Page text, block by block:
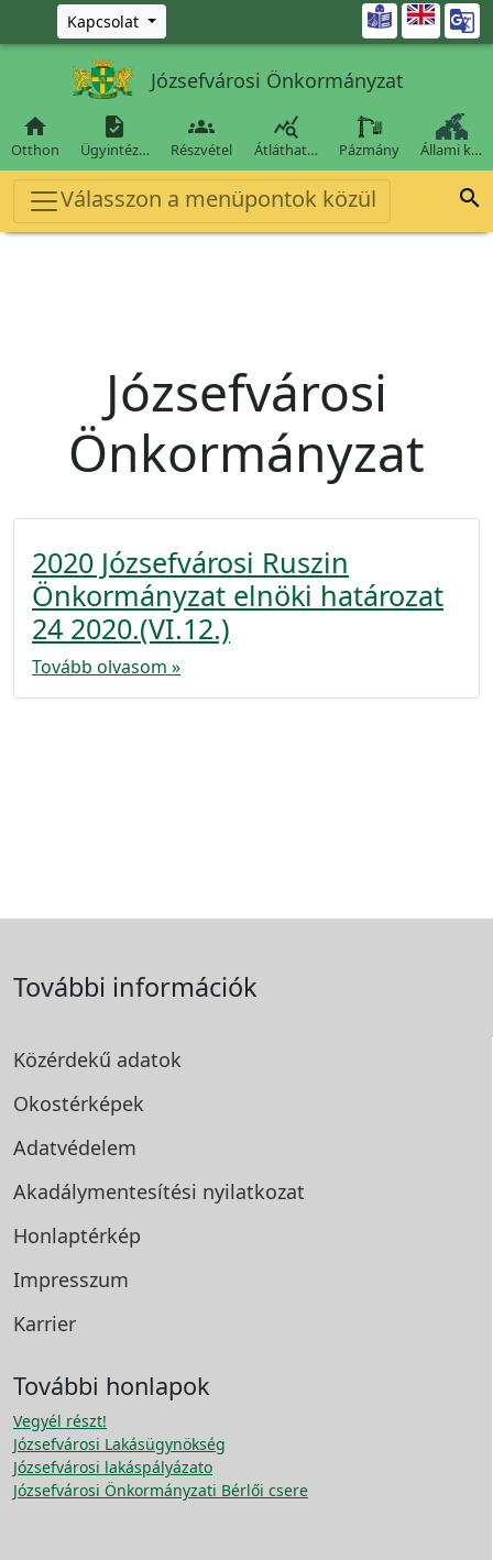
Ugrás a fő tartalomra
Kapcsolat 
Józsefvárosi Önkormányzat

Otthon

Ügyintéz…

Részvétel

Átláthat… Pázmány Állami k…
Válasszon a menüpontok közül 
Józsefvárosi
Önkormányzat
2020 Józsefvárosi Ruszin
Önkormányzat elnöki határozat
24 2020.(VI.12.)
Tovább olvasom »
További információk
Közérdekű adatok
Okostérképek
Adatvédelem
Akadálymentesítési nyilatkozat
Honlaptérkép
Impresszum
Karrier
További honlapok
Vegyél részt!
Józsefvárosi Lakásügynökség
Józsefvárosi lakáspályázato
Józsefvárosi Önkormányzati Bérlői csere